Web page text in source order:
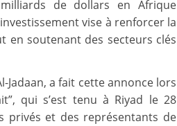
de dollars en Afrique
vise à renforcer la
en soutenant des secteurs clés
Jadaan, a fait cette annonce lors
qui s’est tenu à Riyad le 28
privés et des représentants de